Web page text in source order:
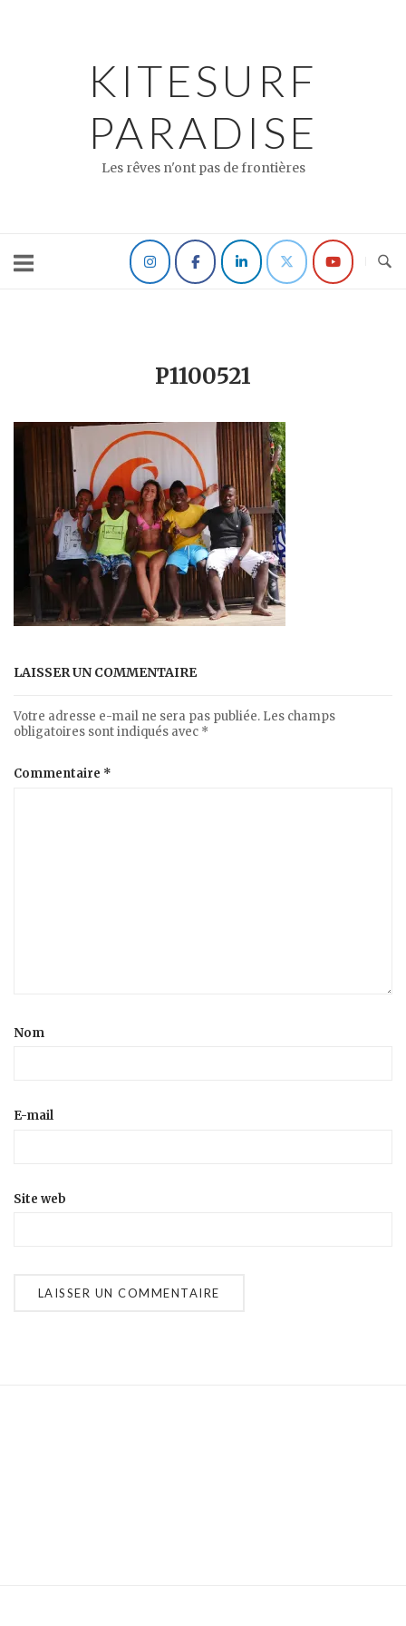
KITESURF
PARADISE
Les rêves n'ont pas de frontières
P1100521
LAISSER UN COMMENTAIRE
Votre adresse e-mail ne sera pas publiée. Les champs
obligatoires sont indiqués avec *
Commentaire *
Nom
E-mail
Site web